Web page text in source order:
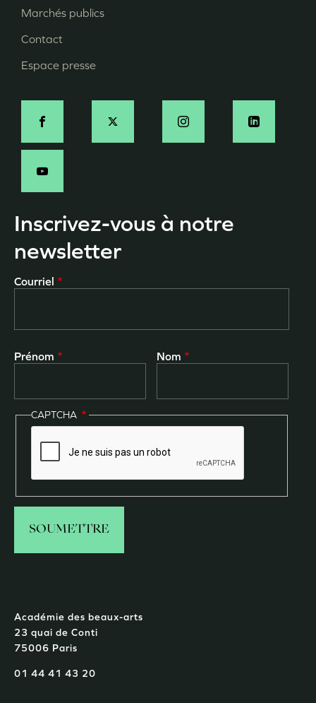
page
Marchés publics
Contact
Espace presse
Social
Inscrivez-vous à notre
newsletter
Courriel
Prénom Nom
CAPTCHA
Académie des beaux-arts
23 quai de Conti
75006 Paris
01 44 41 43 20